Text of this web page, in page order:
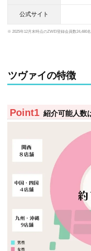
公式サイト
※ 2025年12月末時点のZWEI登録会員数24,480
ツヴァイの特徴
紹介可能人数